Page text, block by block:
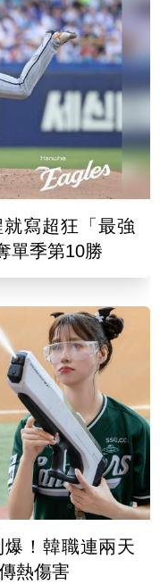
寫超狂「最強
單季第10勝
！韓職連兩天
熱傷害